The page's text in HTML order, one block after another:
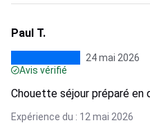
Paul T.
24 mai 2026
Avis vérifié
Chouette séjour préparé en
Expérience du : 12 mai 2026